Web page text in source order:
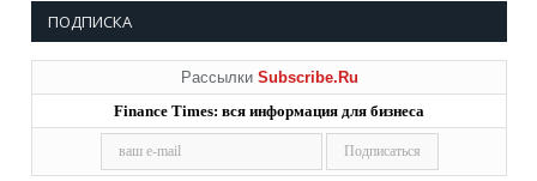
ПОДПИСКА
Рассылки Subscribe.Ru
Finance Times: вся информация для бизнеса